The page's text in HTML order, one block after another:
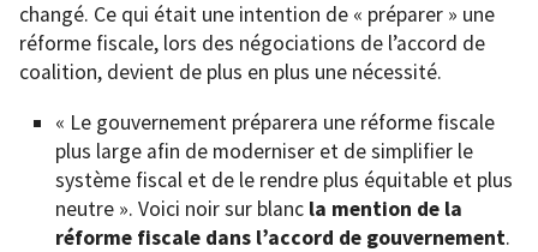
changé. Ce qui était une intention de « préparer » une
réforme fiscale, lors des négociations de l’accord de
coalition, devient de plus en plus une nécessité.
« Le gouvernement préparera une réforme fiscale
plus large afin de moderniser et de simplifier le
système fiscal et de le rendre plus équitable et plus
neutre ». Voici noir sur blanc la mention de la
réforme fiscale dans l’accord de gouvernement.